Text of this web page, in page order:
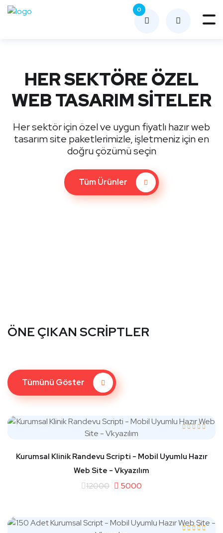
0
Me
HER SEKTÖRE ÖZEL
WEB TASARIM SİTELER
Her sektör için özel ve uygun fiyatlı hazır web
tasarım site paketlerimizle, işletmeniz için en
doğru çözümü seçin
Tüm Ürünler
ÖNE ÇIKAN SCRİPTLER
Tümünü Göster
Kurumsal Klinik Randevu Scripti - Mobil Uyumlu Hazır
Web Site - Vkyazılım
12000 5000